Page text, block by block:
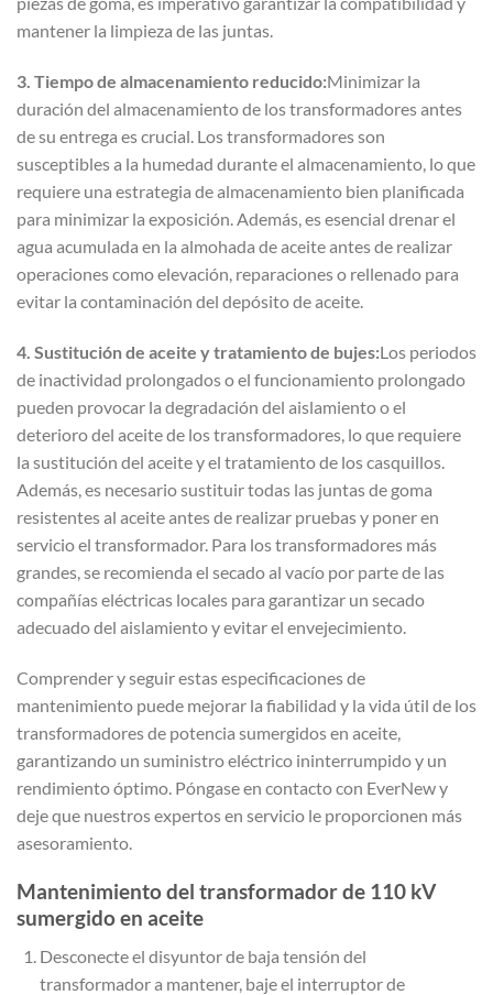
mantener la limpieza de las juntas.
3. Tiempo de almacenamiento reducido:Minimizar la
duración del almacenamiento de los transformadores antes
de su entrega es crucial. Los transformadores son
susceptibles a la humedad durante el almacenamiento, lo que
requiere una estrategia de almacenamiento bien planificada
para minimizar la exposición. Además, es esencial drenar el
agua acumulada en la almohada de aceite antes de realizar
operaciones como elevación, reparaciones o rellenado para
evitar la contaminación del depósito de aceite.
4. Sustitución de aceite y tratamiento de bujes:Los periodos
de inactividad prolongados o el funcionamiento prolongado
pueden provocar la degradación del aislamiento o el
deterioro del aceite de los transformadores, lo que requiere
la sustitución del aceite y el tratamiento de los casquillos.
Además, es necesario sustituir todas las juntas de goma
resistentes al aceite antes de realizar pruebas y poner en
servicio el transformador. Para los transformadores más
grandes, se recomienda el secado al vacío por parte de las
compañías eléctricas locales para garantizar un secado
adecuado del aislamiento y evitar el envejecimiento.
Comprender y seguir estas especificaciones de
mantenimiento puede mejorar la fiabilidad y la vida útil de los
transformadores de potencia sumergidos en aceite,
garantizando un suministro eléctrico ininterrumpido y un
rendimiento óptimo. Póngase en contacto con EverNew y
deje que nuestros expertos en servicio le proporcionen más
asesoramiento.
Mantenimiento del transformador de 110 kV
sumergido en aceite
Desconecte el disyuntor de baja tensión del
transformador a mantener, baje el interruptor de